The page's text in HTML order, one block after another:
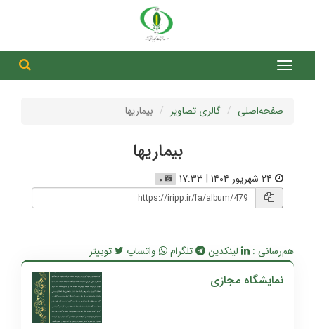
صفحه‌اصلی گالری تصاویر بیماریها
بیماریها
هم‌رسانی : لینکدین تلگرام واتساپ توییتر
نمایشگاه مجازی